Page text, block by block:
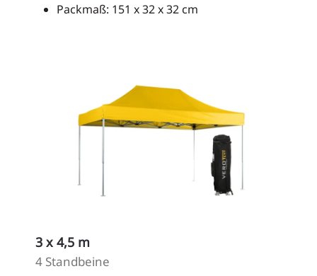
Packmaß: 151 x 32 x 32 cm
3 x 4,5 m
4 Standbeine